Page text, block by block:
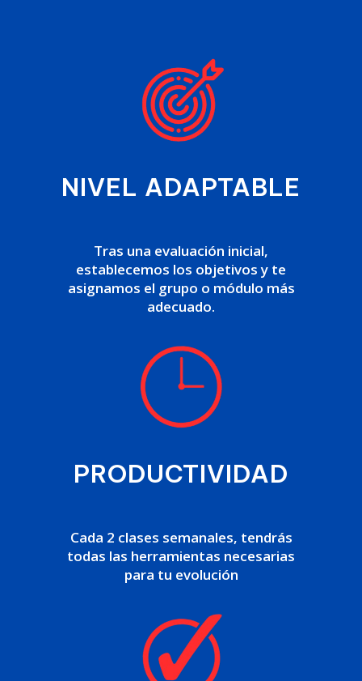
NIVEL ADAPTABLE
Tras una evaluación inicial,
establecemos los objetivos y te
asignamos el grupo o módulo más
adecuado.
PRODUCTIVIDAD
Cada 2 clases semanales, tendrás
todas las herramientas necesarias
para tu evolución